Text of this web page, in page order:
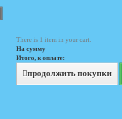
There is 1 item in your cart.
На сумму
Итого, к оплате:
продолжить покупки